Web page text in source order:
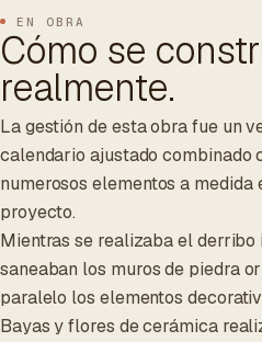
EN OBRA
Cómo se
realmente.
La gestión de esta obra fue un
calendario ajustado combinado
numerosos elementos a
proyecto.
Mientras se realizaba el
saneaban los muros de piedra
paralelo los elementos
Bayas y flores de cerámica